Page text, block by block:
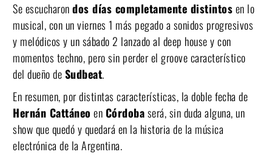
Se escucharondos días completamente distintosen lo
musical, con un viernes 1 más pegado a sonidos progresivos
y melódicos y un sábado 2 lanzado al deep house y con
momentos techno, pero sin perder el groove característico
del dueño deSudbeat.
En resumen, por distintas características, la doble fecha de
Hernán Cattáneo enCórdobaserá, sin duda alguna, un
show que quedó y quedará en la historia de la música
electrónica de la Argentina.